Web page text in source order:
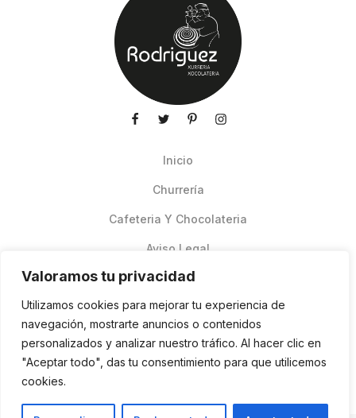
Valoramos tu privacidad
Utilizamos cookies para mejorar tu experiencia de
navegación, mostrarte anuncios o contenidos
personalizados y analizar nuestro tráfico. Al hacer clic en
"Aceptar todo", das tu consentimiento para que utilicemos
cookies.
Inicio
Churrería
Cafeteria Y Chocolateria
Aviso Legal
Pedidos Online Glovo
Contacto